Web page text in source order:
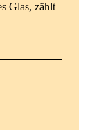
Glas, zählt